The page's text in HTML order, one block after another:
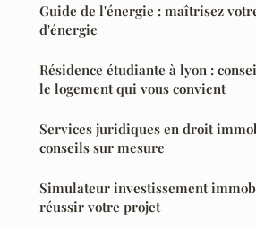
Guide de l'énergie : maîtrisez
d'énergie
Résidence étudiante à lyon :
le logement qui vous convient
Services juridiques en droit
conseils sur mesure
Simulateur investissement
réussir votre projet